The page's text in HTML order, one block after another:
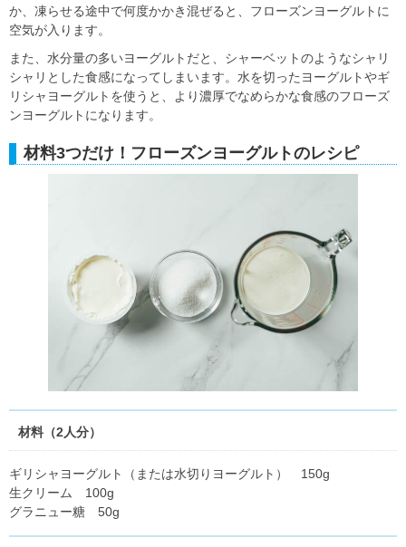
か、凍らせる途中で何度かかき混ぜると、フローズンヨーグルトに
空気が入ります。
また、水分量の多いヨーグルトだと、シャーベットのようなシャリ
シャリとした食感になってしまいます。水を切ったヨーグルトやギ
リシャヨーグルトを使うと、より濃厚でなめらかな食感のフローズ
ンヨーグルトになります。
材料3つだけ！フローズンヨーグルトのレシピ
材料（2人分）
ギリシャヨーグルト（または水切りヨーグルト） 150g
生クリーム 100g
グラニュー糖 50g